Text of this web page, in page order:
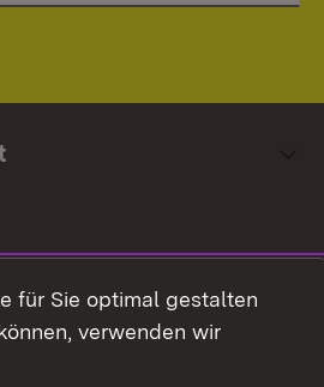
für Sie optimal gestalten
verwenden wir